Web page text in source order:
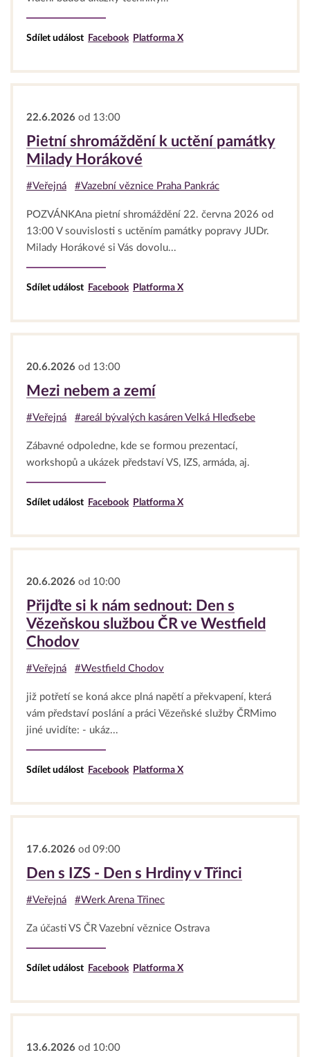
Sdílet událost Facebook Platforma X
22.6.2026 od 13:00
Pietní shromáždění k uctění památky
Milady Horákové
#Veřejná #Vazební věznice Praha Pankrác
POZVÁNKAna pietní shromáždění 22. června 2026 od
13:00 V souvislosti s uctěním památky popravy JUDr.
Milady Horákové si Vás dovolu...
Sdílet událost Facebook Platforma X
20.6.2026 od 13:00
Mezi nebem a zemí
#Veřejná #areál bývalých kasáren Velká Hleďsebe
Zábavné odpoledne, kde se formou prezentací,
workshopů a ukázek představí VS, IZS, armáda, aj.
Sdílet událost Facebook Platforma X
20.6.2026 od 10:00
Přijďte si k nám sednout: Den s
Vězeňskou službou ČR ve Westfield
Chodov
#Veřejná #Westfield Chodov
již potřetí se koná akce plná napětí a překvapení, která
vám představí poslání a práci Vězeňské služby ČRMimo
jiné uvidíte: - ukáz...
Sdílet událost Facebook Platforma X
17.6.2026 od 09:00
Den s IZS - Den s Hrdiny v Třinci
#Veřejná #Werk Arena Třinec
Za účasti VS ČR Vazební věznice Ostrava
Sdílet událost Facebook Platforma X
13.6.2026 od 10:00